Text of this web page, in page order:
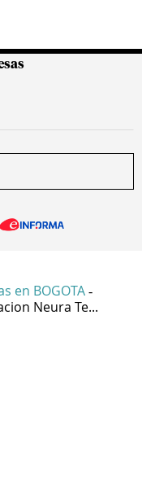
en BOGOTA -
Neura Te...